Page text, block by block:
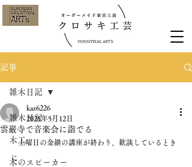
記事
雑木日記
木工
木のスピーカー
雑木日記
雲巌寺で音楽会に詣でる
kaz6226
2025年5月12日
土曜日の金継の講座が終わり、歓談しているとき
に